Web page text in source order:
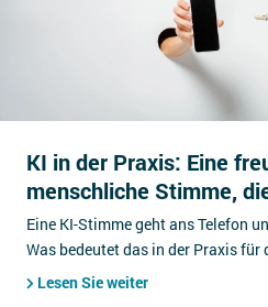
KI in der Praxis: Eine
menschliche Stimme,
Eine KI-Stimme geht ans Telefon
Was bedeutet das in der Praxis für
Lesen Sie weiter